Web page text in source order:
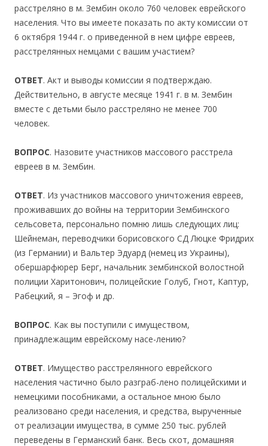
расстреляно в м. Зембин около 760 человек еврейского
населения. Что вы имеете показать по акту комиссии от
6 октября 1944 г. о приведенной в нем цифре евреев,
расстрелянных немцами с вашим участием?
ОТВЕТ. Акт и выводы комиссии я подтверждаю.
Действительно, в августе месяце 1941 г. в м. Зембин
вместе с детьми было расстреляно не менее 700
человек.
ВОПРОС. Назовите участников массового расстрела
евреев в м. Зембин.
ОТВЕТ. Из участников массового уничтожения евреев,
проживавших до войны на территории Зембинского
сельсовета, персонально помню лишь следующих лиц:
Шейнеман, переводчики борисовского СД Люцке Фридрих
(из Германии) и Вальтер Эдуард (немец из Украины),
обершарфюрер Берг, начальник зембинской волостной
полиции Харитонович, полицейские Голуб, Гнот, Каптур,
Рабецкий, я – Эгоф и др.
ВОПРОС. Как вы поступили с имуществом,
принадлежащим еврейскому насе-лению?
ОТВЕТ. Имущество расстрелянного еврейского
населения частично было разграб-лено полицейскими и
немецкими пособниками, а остальное мною было
реализовано среди населения, и средства, вырученные
от реализации имущества, в сумме 250 тыс. рублей
переведены в Германский банк. Весь скот, домашняя